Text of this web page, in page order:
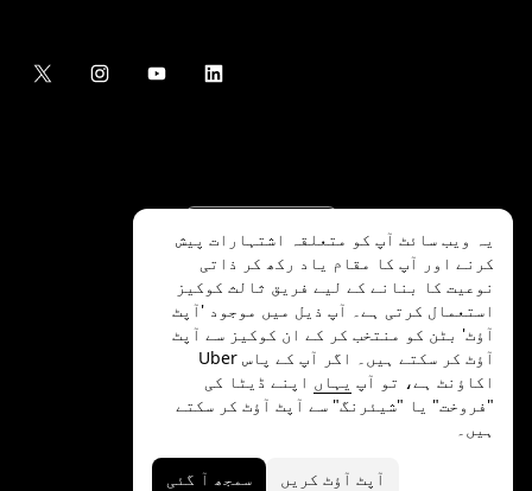
©
2026
.Uber Technologies Inc
شرائط
یہ ویب سائٹ آپ کو متعلقہ اشتہارات پیش
کرنے اور آپ کا مقام یاد رکھ کر ذاتی
نوعیت کا بنانے کے لیے فریق ثالث کوکیز
استعمال کرتی ہے۔ آپ ذیل میں موجود 'آپٹ
آؤٹ' بٹن کو منتخب کر کے ان کوکیز سے آپٹ
آؤٹ کر سکتے ہیں۔ اگر آپ کے پاس Uber
اکاؤنٹ ہے، تو آپ یہاں اپنے ڈیٹا کی
"فروخت" یا "شیئرنگ" سے آپٹ آؤٹ کر سکتے
ہیں۔
آپٹ آؤٹ کریں سمجھ آ گئی